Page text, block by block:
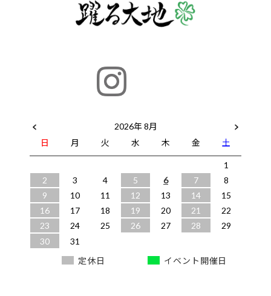
2026年 8月
日
月 火 水 木 金
土
1
2
3 4 5 6 7
8
9
10 11 12 13 14
15
16
17 18 19 20 21
22
23
24 25 26 27 28
29
30
31
定休日
イベント開催日